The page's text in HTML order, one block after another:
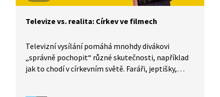
Televize vs. realita: Církev ve filmech
Televizní vysílání pomáhá mnohdy divákovi
„správně pochopit“ různé skutečnosti, například
jak to chodí v církevním světě. Faráři, jeptišky,